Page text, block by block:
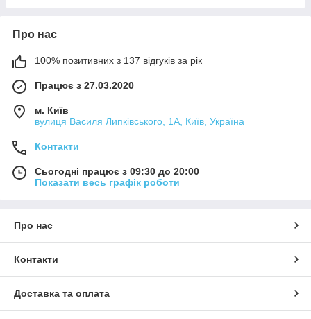
Про нас
100% позитивних з 137 відгуків за рік
Працює з 27.03.2020
м. Київ
вулиця Василя Липківського, 1А, Київ, Україна
Контакти
Сьогодні працює з 09:30 до 20:00
Показати весь графік роботи
Про нас
Контакти
Доставка та оплата